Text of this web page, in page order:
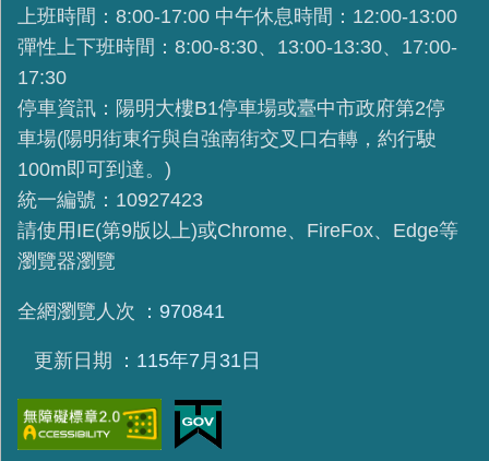
上班時間：8:00-17:00 中午休息時間：12:00-13:00
彈性上下班時間：8:00-8:30、13:00-13:30、17:00-
17:30
停車資訊：陽明大樓B1停車場或臺中市政府第2停
車場(陽明街東行與自強南街交叉口右轉，約行駛
100m即可到達。)
統一編號：10927423
請使用IE(第9版以上)或Chrome、FireFox、Edge等
瀏覽器瀏覽
全網瀏覽人次 970841
更新日期 115年7月31日